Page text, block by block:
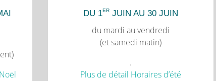
DU 1ERJUIN AU 30 JUIN
du mardi au vendredi
(et samedi matin)
.
Plus de détail Horaires d’été